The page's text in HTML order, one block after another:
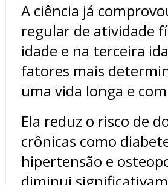
A ciência já
regular de atividade
idade e na terceira
fatores mais
uma vida longa e
Ela reduz o risco de
crônicas como
hipertensão e